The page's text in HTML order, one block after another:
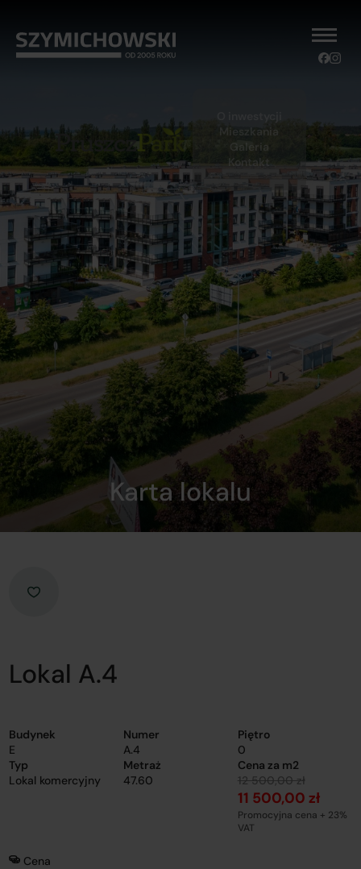
Mieszkania
Galeria
Kontakt
Karta lokalu
Lokal A.4
Budynek
E
Numer
A.4
Piętro
0
Typ
Lokal komercyjny
Metraż
47.60
Cena za m2
12 500,00 zł
11 500,00 zł
Promocyjna cena + 23%
VAT
Cena